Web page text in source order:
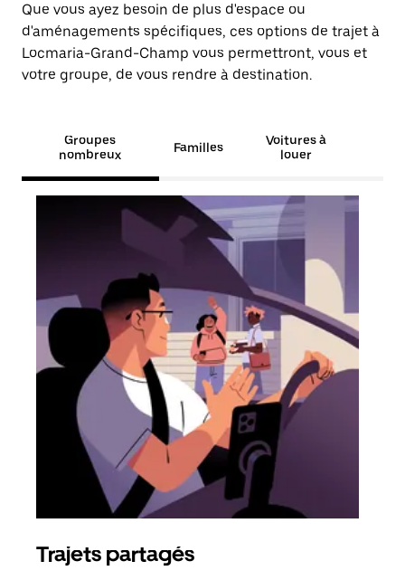
Que vous ayez besoin de plus d'espace ou
d'aménagements spécifiques, ces options de trajet à
Locmaria-Grand-Champ vous permettront, vous et
votre groupe, de vous rendre à destination.
Groupes
nombreux
Familles
Voitures à
louer
Trajets partagés